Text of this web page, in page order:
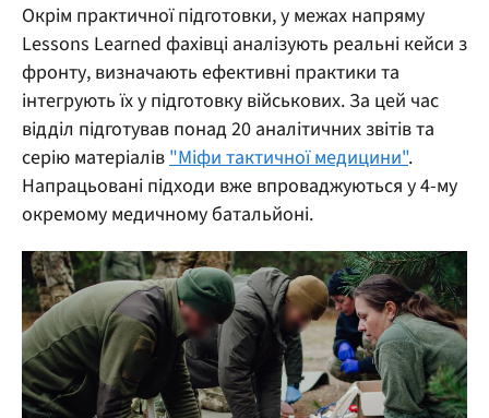
Окрім практичної підготовки, у межах напряму
Lessons Learned фахівці аналізують реальні кейси з
фронту, визначають ефективні практики та
інтегрують їх у підготовку військових. За цей час
відділ підготував понад 20 аналітичних звітів та
серію матеріалів "Міфи тактичної медицини".
Напрацьовані підходи вже впроваджуються у 4-му
окремому медичному батальйоні.